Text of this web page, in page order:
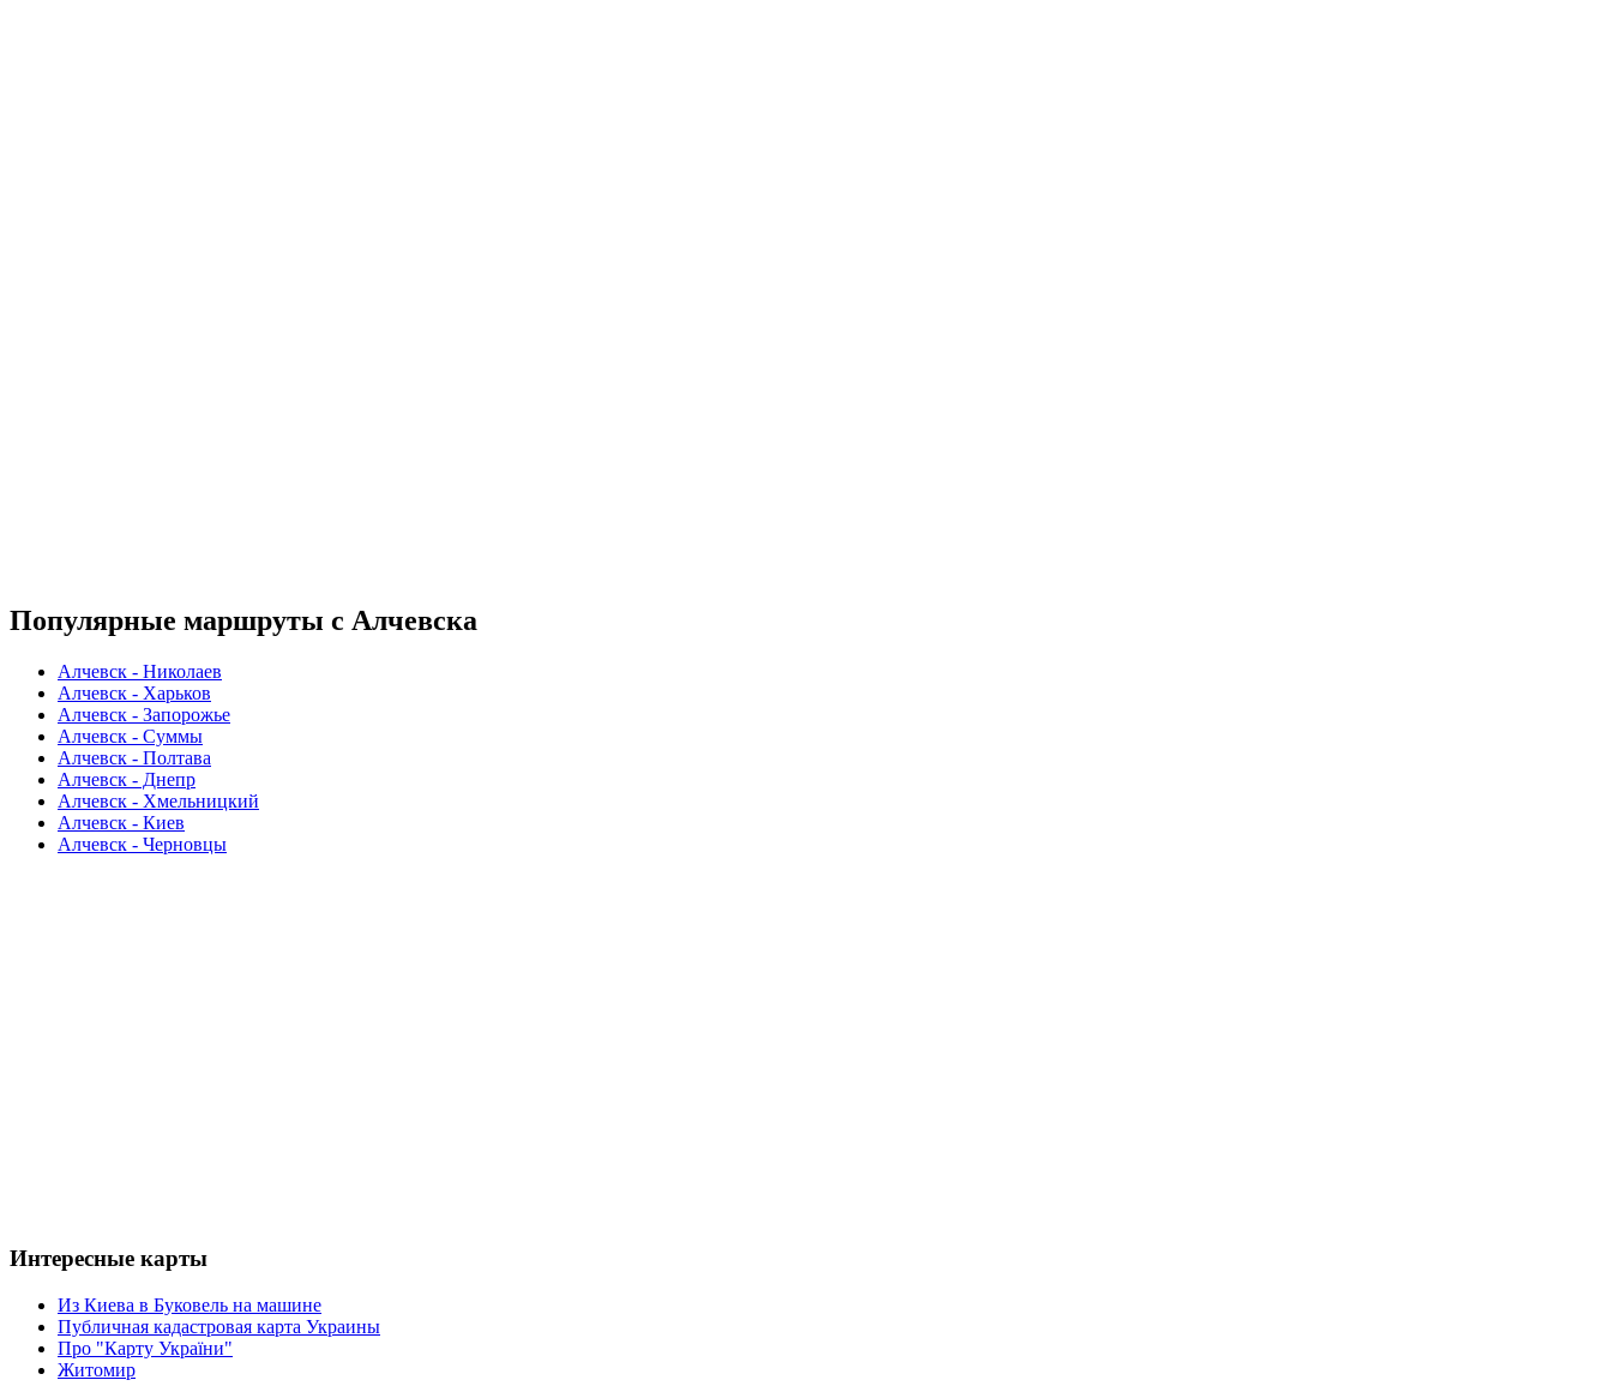
Популярные маршруты с Алчевска
Алчевск - Николаев
Алчевск - Харьков
Алчевск - Запорожье
Алчевск - Суммы
Алчевск - Полтава
Алчевск - Днепр
Алчевск - Хмельницкий
Алчевск - Киев
Алчевск - Черновцы
Интересные карты
Из Киева в Буковель на машине
Публичная кадастровая карта Украины
Про "Карту України"
Житомир